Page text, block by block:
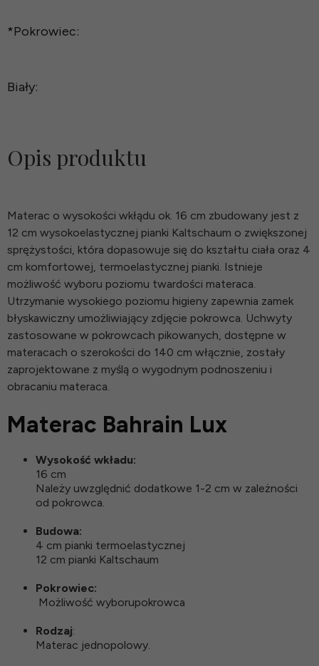
*Pokrowiec:
Biały:
Opis produktu
Materac o wysokości wkłądu ok. 16 cm zbudowany jest z
12 cm wysokoelastycznej pianki Kaltschaum o zwiększonej
sprężystości, która dopasowuje się do kształtu ciała oraz 4
cm komfortowej, termoelastycznej pianki. Istnieje
możliwość wyboru poziomu twardości materaca.
Utrzymanie wysokiego poziomu higieny zapewnia zamek
błyskawiczny umożliwiający zdjęcie pokrowca. Uchwyty
zastosowane w pokrowcach pikowanych, dostępne w
materacach o szerokości do 140 cm włącznie, zostały
zaprojektowane z myślą o wygodnym podnoszeniu i
obracaniu materaca.
Materac Bahrain Lux
Wysokość wkładu:
16 cm
Należy uwzględnić dodatkowe 1-2 cm w zależności
od pokrowca.
Budowa:
4 cm pianki termoelastycznej
12 cm pianki Kaltschaum
Pokrowiec:
Możliwość wyborupokrowca
Rodzaj:
Materac jednopolowy.